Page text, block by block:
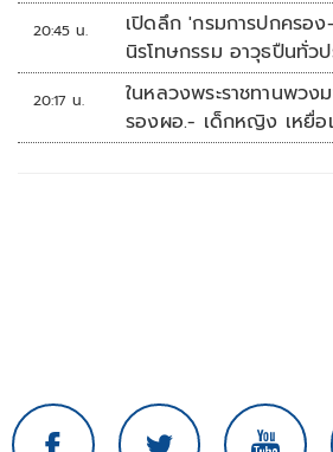
20:45 น.
เปิดลึก 'กรมการปกครอ
นิรโทษกรรม อาวุธปืนทั่วป
20:17 น.
ในหลวงพระราชทานพวง
รองผอ.- เด็กหญิง เหยื่อ